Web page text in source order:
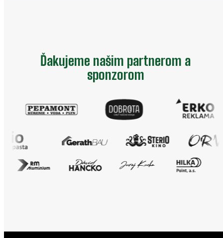
Ďakujeme našim partnerom a
sponzorom